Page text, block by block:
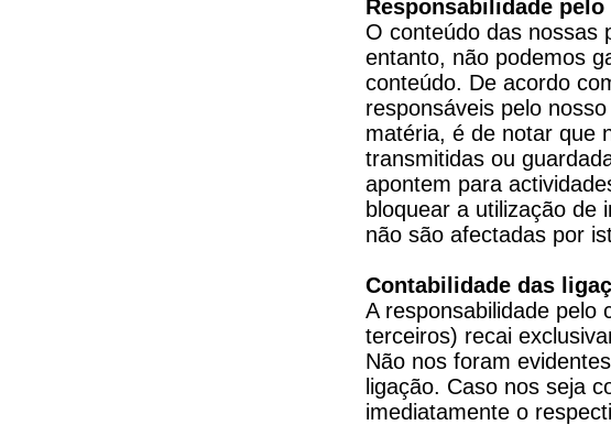
Responsabilidade
O conteúdo das nossas
entanto, não podemos
conteúdo. De acordo
responsáveis pelo
matéria, é de notar que
transmitidas ou
apontem para
bloquear a utilização de
não são afectadas por
Contabilidade das
A responsabilidade pelo
terceiros) recai
Não nos foram
ligação. Caso nos seja
imediatamente o